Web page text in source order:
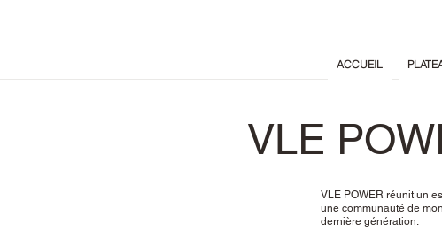
ACCUEIL
VLE
VLE POWER réunit un
une communauté de
dernière génération.